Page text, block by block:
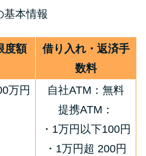
れ？
い＆他社借入があると
バンクイックの口コミ
行カードローンの問い
とシーン別の問い合わ
基本情報
度額
借り入れ・返済手
数料
万円
自社ATM：無料
提携ATM：
・1万円以下100円
・1万円超 200円